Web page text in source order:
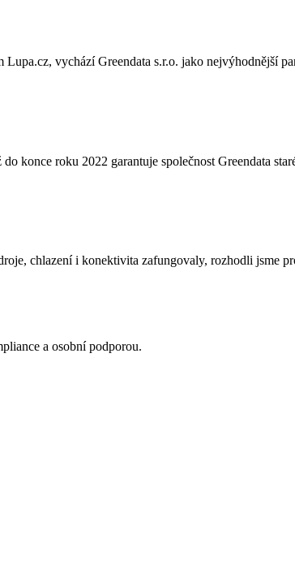
vychází Greendata s.r.o. jako nejvýhodnější
konce roku 2022 garantuje společnost Greendata
chlazení i konektivita zafungovaly, rozhodli jsme
a osobní podporou.